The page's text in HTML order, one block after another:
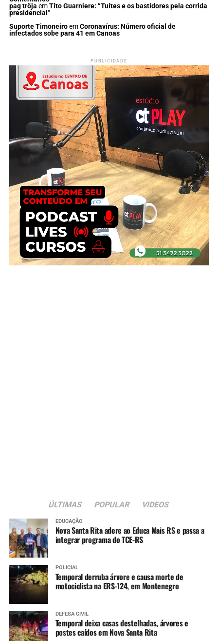
pag tröja emTito Guarniere: “Tuítes e os bastidores pela corrida
presidencial”
Suporte TimoneiroemCoronavírus: Número oficial de
infectados sobe para 41 em Canoas
PUBLICIDADE
ÚLTIMAS POPULAR VIDEOS
EDUCAÇÃO
Nova Santa Rita adere ao Educa Mais RS e passa a
integrar programa do TCE-RS
POLICIAL
Temporal derruba árvore e causa morte de
motociclista na ERS-124, em Montenegro
DEFESA CIVIL
Temporal deixa casas destelhadas, árvores e
postes caídos em Nova Santa Rita